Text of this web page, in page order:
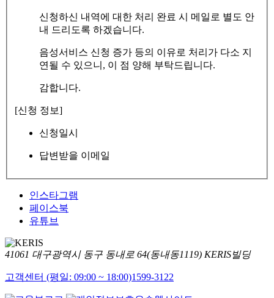
신청하신 내역에 대한 처리 완료 시 메일로 별도 안
내 드리도록 하겠습니다.
음성서비스 신청 증가 등의 이유로 처리가 다소 지
연될 수 있으니, 이 점 양해 부탁드립니다.
감합니다.
[신청 정보]
신청일시
답변받을 이메일
인스타그램
페이스북
유튜브
41061 대구광역시 동구 동내로 64(동내동1119) KERIS빌딩
고객센터 (평일: 09:00 ~ 18:00)1599-3122